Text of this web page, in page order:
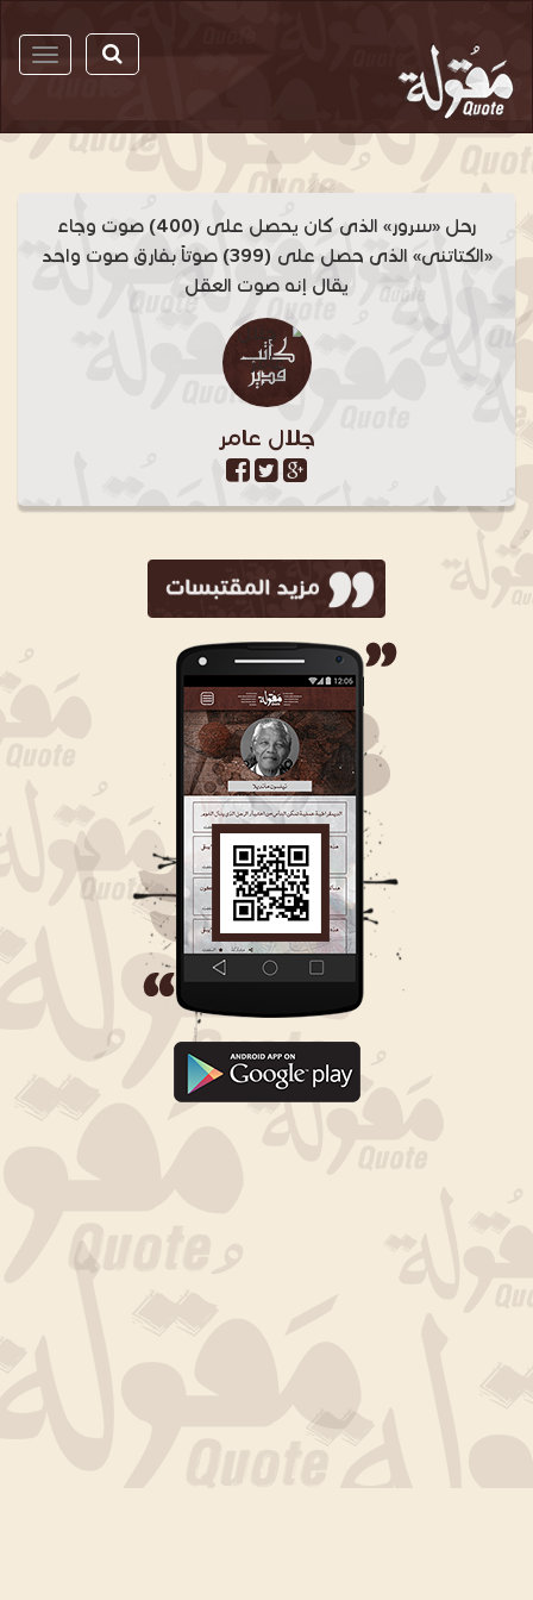
رحل «سرور» الذى كان يحصل على (400) صوت وجاء
«الكتاتنى» الذى حصل على (399) صوتاً بفارق صوت واحد
يقال إنه صوت العقل
جلال عامر